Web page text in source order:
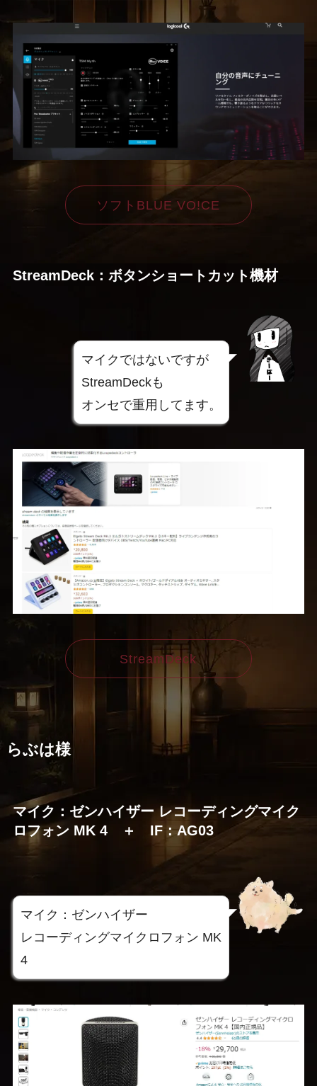
ソフトBLUE VO!CE
StreamDeck：ボタンショートカット機材
マイクではないですが
StreamDeckも
オンセで重用してます。
StreamDeck
らぶは様
マイク：ゼンハイザー レコーディングマイク
ロフォン MK 4 ＋ IF：AG03
マイク：ゼンハイザー
レコーディングマイクロフォン MK
4